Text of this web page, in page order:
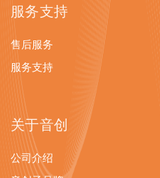
服务支持
售后服务
服务支持
关于音创
公司介绍